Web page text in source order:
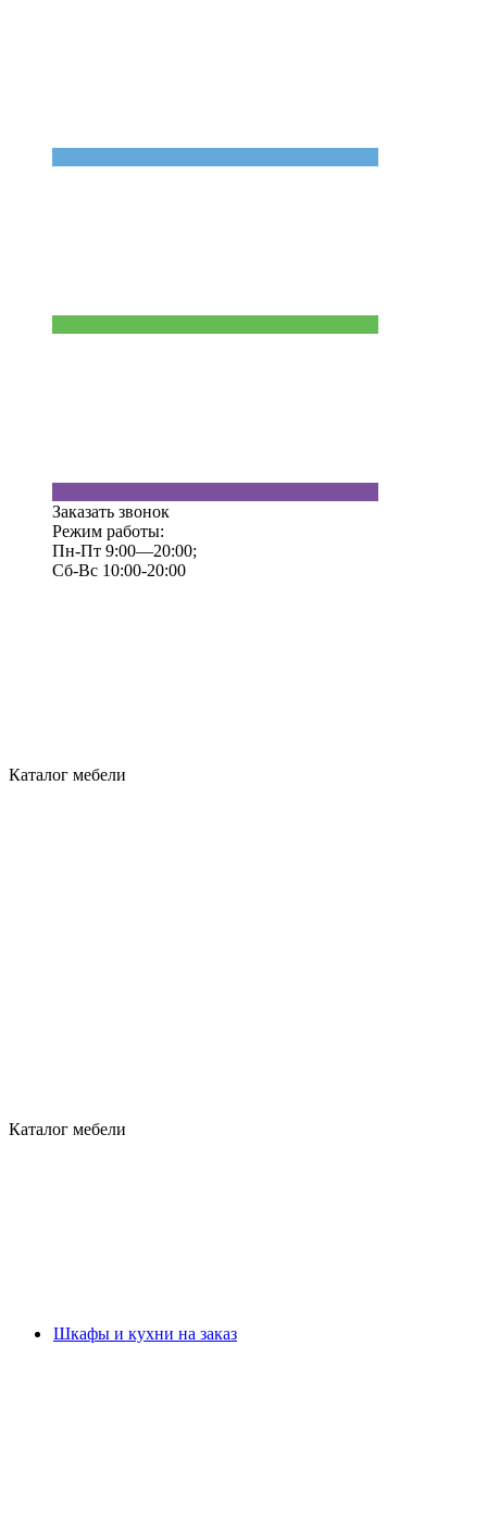
Заказать звонок
Режим работы:
Пн-Пт 9:00—20:00;
Сб-Вс 10:00-20:00
Каталог мебели
Каталог мебели
Шкафы и кухни на заказ